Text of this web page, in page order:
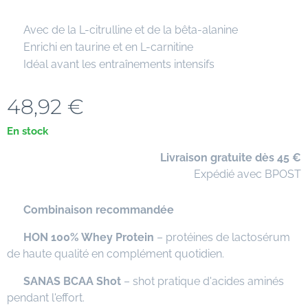
✔ Avec de la L-citrulline et de la bêta-alanine
✔ Enrichi en taurine et en L-carnitine
✔ Idéal avant les entraînements intensifs
48,92 €
En stock
Livraison gratuite dès 45 €
📦 Expédié avec BPOST
Combinaison recommandée
HON 100% Whey Protein – protéines de lactosérum
de haute qualité en complément quotidien.
SANAS BCAA Shot – shot pratique d'acides aminés
pendant l'effort.